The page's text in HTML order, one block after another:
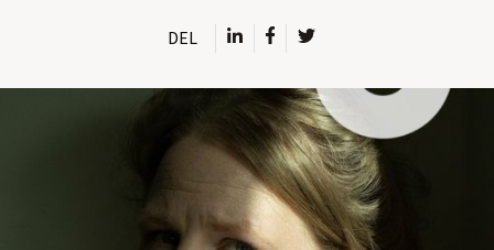
DEL